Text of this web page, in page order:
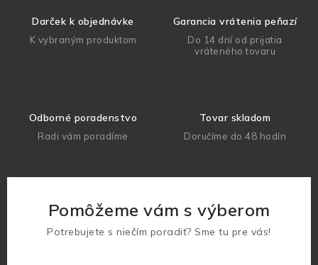
Darček k objednávke
K vybraným produktom
Garancia vrátenia peňazí
Do 14 dní od prijatia
vráteného tovaru
Odborné poradenstvo
Radi vám poradíme
Tovar skladom
Doručíme do 48 hodín
Pomôžeme vám s výberom
Potrebujete s niečím poradiť? Sme tu pre vás!